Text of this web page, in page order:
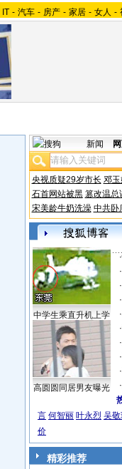
IT - 汽车 - 房产 - 家居 - 女人 -
新闻
央视质疑29岁市长 邓
石首网站被黑 篡改温总
宋美龄牛奶洗澡 中共卧
中学生乘直升机上学
高圆圆同居男友曝光
·
·
·
·
·
·
·
·
·
·
言 何智丽 叶永烈 吴
价
精彩推荐